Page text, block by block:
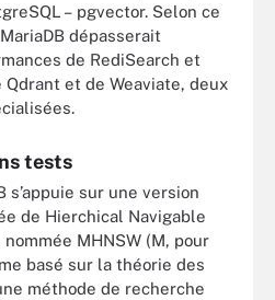
– pgvector. Selon ce
dépasserait
de RediSearch et
et de Weaviate, deux
tests
s’appuie sur une version
de Hierchical Navigable
MHNSW (M, pour
basé sur la théorie des
méthode de recherche